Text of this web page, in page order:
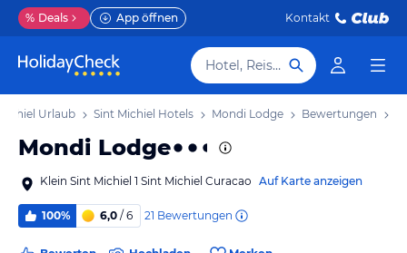
% Deals App öffnen Kontakt
Hotel, Reiseziel
Urlaub Sint Michiel Hotels Mondi Lodge Bewertungen
Mondi Lodge
Klein Sint Michiel 1 Sint Michiel Curacao Auf Karte anzeigen
100% 6,0 / 6 21 Bewertungen